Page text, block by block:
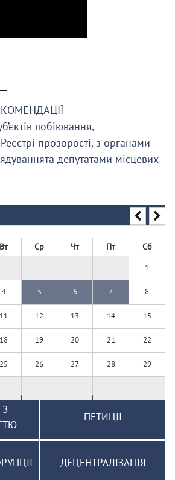
лобіювання,
прозорості, з органами
депутатами місцевих
Вт Ср Чт Пт Сб
1
4 5 6 7 8
11 12 13 14 15
18 19 20 21 22
25 26 27 28 29
ПЕТИЦІЇ
ДЕЦЕНТРАЛІЗАЦІЯ